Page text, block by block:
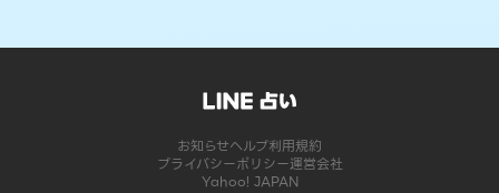
お知らせヘルプ利用規約
プライバシーポリシー運営会社
Yahoo! JAPAN